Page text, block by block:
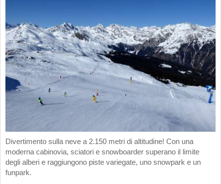
Divertimento sulla neve a 2.150 metri di altitudine! Con una
moderna cabinovia, sciatori e snowboarder superano il limite
degli alberi e raggiungono piste variegate, uno snowpark e un
funpark.